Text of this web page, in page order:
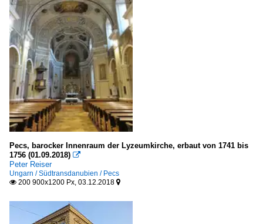
Pecs, barocker Innenraum der Lyzeumkirche, erbaut von 1741 bis
1756 (01.09.2018) 
Peter Reiser
Ungarn / Südtransdanubien / Pecs
 200 900x1200 Px, 03.12.2018 